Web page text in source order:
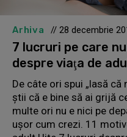
Arhiva // 28 decembrie
7 lucruri pe care
despre viaţa de
De câte ori spui „lasă că
ştii că e bine să ai grijă
multe ori nu e nici pe
uşor cum crezi. 11